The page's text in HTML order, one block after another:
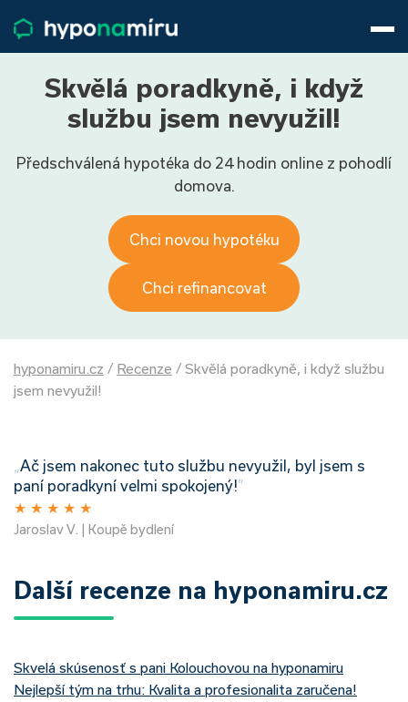
Životní pojištění
Pojištění nemovitosti
Články
800 688 388
9−16 hod.
Skvělá poradkyně, i když
službu jsem nevyužil!
Předschválená hypotéka do 24 hodin online z pohodlí
domova.
Chci novou hypotéku
Chci refinancovat
hyponamiru.cz / Recenze / Skvělá poradkyně, i když službu
jsem nevyužil!
„Ač jsem nakonec tuto službu nevyužil, byl jsem s
paní poradkyní velmi spokojený!”
★ ★ ★ ★ ★
Jaroslav V. | Koupě bydlení
Další recenze na hyponamiru.cz
Skvelá skúsenosť s pani Kolouchovou na hyponamiru
Nejlepší tým na trhu: Kvalita a profesionalita zaručena!